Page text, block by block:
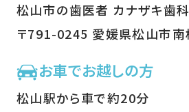
松山市の歯医者 カナザキ歯科
〒791-0245 愛媛県松山市
お車でお越しの方
松山駅から車で約20分